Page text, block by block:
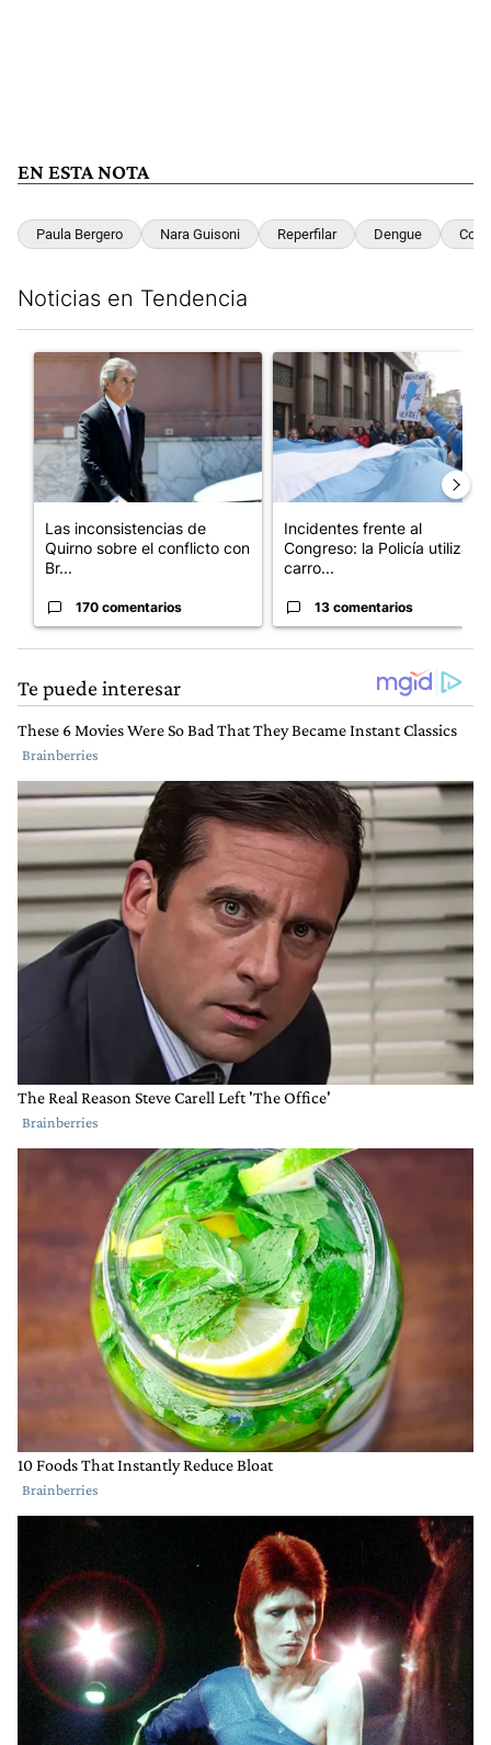
EN ESTA NOTA
Paula Bergero Nara Guisoni Reperfilar Dengue
Noticias en Tendencia
Un artículo de tendencia con el título "Las inconsistencias de
Las inconsistencias de
Quirno sobre el conflicto con
Br...
170 comentarios
Un artículo de tendencia con
Incidentes frente al
Congreso: la Policía utiliza
carro...
13 comentarios